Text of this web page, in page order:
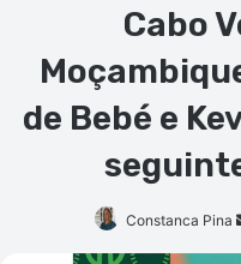
Cabo
de Bebé e
Constanca Pina